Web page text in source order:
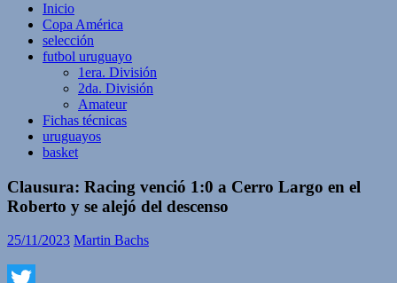
Inicio
Copa América
selección
futbol uruguayo
1era. División
2da. División
Amateur
Fichas técnicas
uruguayos
basket
Clausura: Racing venció 1:0 a Cerro Largo en el
Roberto y se alejó del descenso
25/11/2023 Martin Bachs